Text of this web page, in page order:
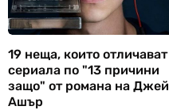
19 неща, които отличават
сериала по "13 причини
защо" от романа на Джей
Ашър